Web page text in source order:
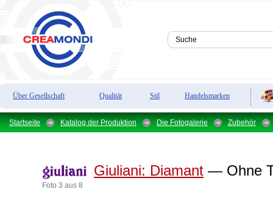
Über Gesellschaft Qualität Stil Handelsmarken
Startseite Katalog der Produktion Die Fotogalerie Zubehör
Giuliani: Diamant — Ohne
Foto 3 aus 8